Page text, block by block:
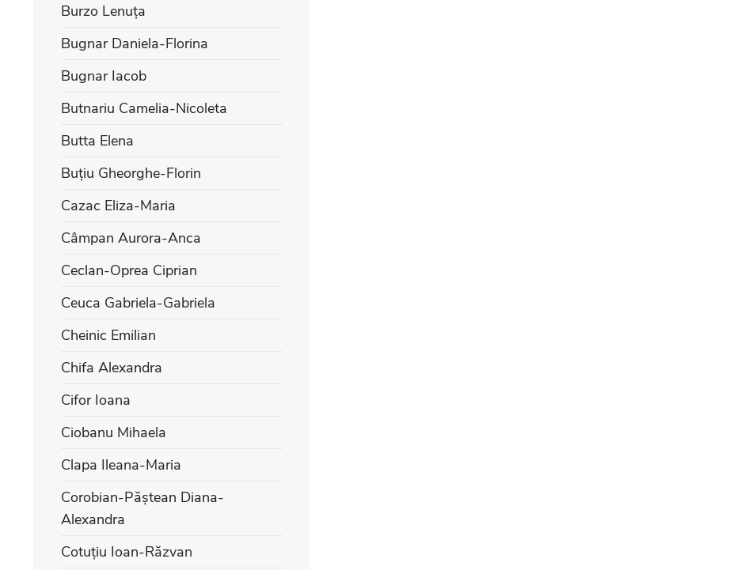
Burzo Lenuța
Bugnar Daniela-Florina
Bugnar Iacob
Butnariu Camelia-Nicoleta
Butta Elena
Buțiu Gheorghe-Florin
Cazac Eliza-Maria
Câmpan Aurora-Anca
Ceclan-Oprea Ciprian
Ceuca Gabriela-Gabriela
Cheinic Emilian
Chifa Alexandra
Cifor Ioana
Ciobanu Mihaela
Clapa Ileana-Maria
Corobian-Păștean Diana-
Alexandra
Cotuțiu Ioan-Răzvan